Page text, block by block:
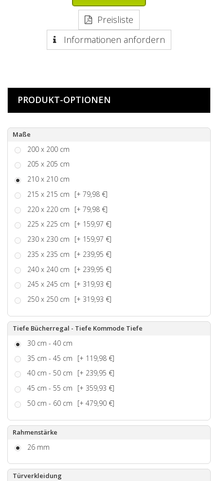
Preisliste
Informationen anfordern
PRODUKT-OPTIONEN
Maße
200 x 200 cm
205 x 205 cm
210 x 210 cm
215 x 215 cm
[+ 79,98 €]
220 x 220 cm
[+ 79,98 €]
225 x 225 cm
[+ 159,97 €]
230 x 230 cm
[+ 159,97 €]
235 x 235 cm
[+ 239,95 €]
240 x 240 cm
[+ 239,95 €]
245 x 245 cm
[+ 319,93 €]
250 x 250 cm
[+ 319,93 €]
Tiefe Bücherregal - Tiefe Kommode Tiefe
30 cm - 40 cm
35 cm - 45 cm
[+ 119,98 €]
40 cm - 50 cm
[+ 239,95 €]
45 cm - 55 cm
[+ 359,93 €]
50 cm - 60 cm
[+ 479,90 €]
Rahmenstärke
26 mm
Türverkleidung